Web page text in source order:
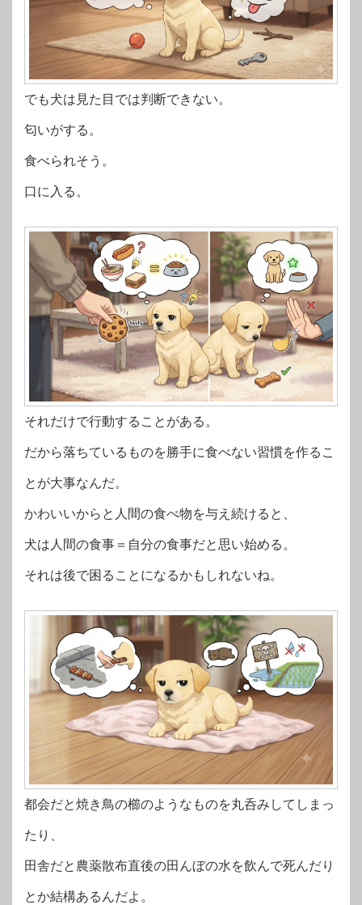
でも犬は見た目では判断できない。
匂いがする。
食べられそう。
口に入る。
それだけで行動することがある。
だから落ちているものを勝手に食べない習慣を作るこ
とが大事なんだ。
かわいいからと人間の食べ物を与え続けると、
犬は人間の食事＝自分の食事だと思い始める。
それは後で困ることになるかもしれないね。
都会だと焼き鳥の櫛のようなものを丸呑みしてしまっ
たり、
田舎だと農薬散布直後の田んぼの水を飲んで死んだり
とか結構あるんだよ。